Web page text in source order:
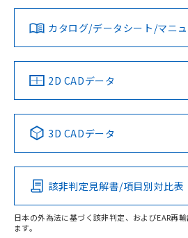
取りつけ穴加工図
ダウンロードデータをご利用いただ
みください。
ソフトウェアの使用条件
この製品のRoHS/
カタログ/データシート/マニ
2D CADデータ
3D CADデータ
該非判定見解書/項目別対比表
日本の外為法に基づく該非判定、およびEAR再
ます。